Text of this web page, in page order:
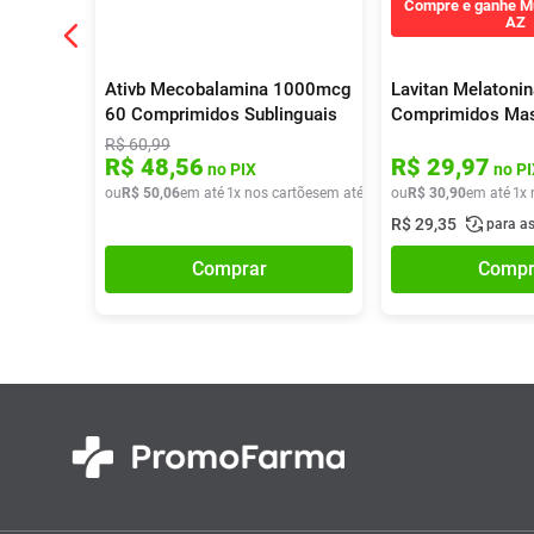
Ativb Mecobalamina 1000mcg
60 Comprimidos Sublinguais
R$60,99
R$ 48,56 no PIX
ou R$ 50,06em até 1x nos cartõesem até x deR$ 50,06
Comprar
Compre e ganhe
AZ
Lavitan
Comprimidos
R$ 29,97 no
ou R$ 30,90em até 1x
R$29,35 para